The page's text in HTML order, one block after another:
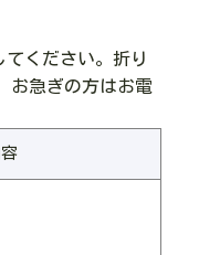
ください。折り
お急ぎの方はお電